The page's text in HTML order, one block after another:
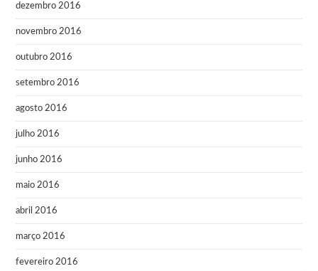
dezembro 2016
novembro 2016
outubro 2016
setembro 2016
agosto 2016
julho 2016
junho 2016
maio 2016
abril 2016
março 2016
fevereiro 2016